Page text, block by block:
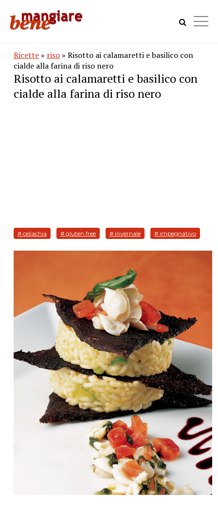
Ricette » riso » Risotto ai calamaretti e basilico con
cialde alla farina di riso nero
Risotto ai calamaretti e basilico con
cialde alla farina di riso nero
# celiachia # gluten free # invernale # impegnativo